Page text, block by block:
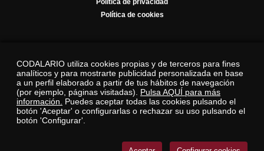
Política de cookies
CODALARIO utiliza cookies propias y de terceros para fines
analíticos y para mostrarte publicidad personalizada en base
a un perfil elaborado a partir de tus hábitos de navegación
(por ejemplo, páginas visitadas). Pulsa AQUÍ para más
información.
Puedes aceptar todas las cookies pulsando el
botón 'Aceptar' o configurarlas o rechazar su uso pulsando el
botón 'Configurar'.